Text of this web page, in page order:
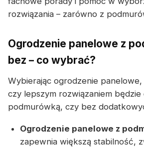
rozwiązania – zarówno z
Ogrodzenie panelowe z
bez – co wybrać?
Wybierając ogrodzenie
czy lepszym rozwiązaniem będzie
podmurówką, czy bez
Ogrodzenie panelowe z
zapewnia większą stabilność,